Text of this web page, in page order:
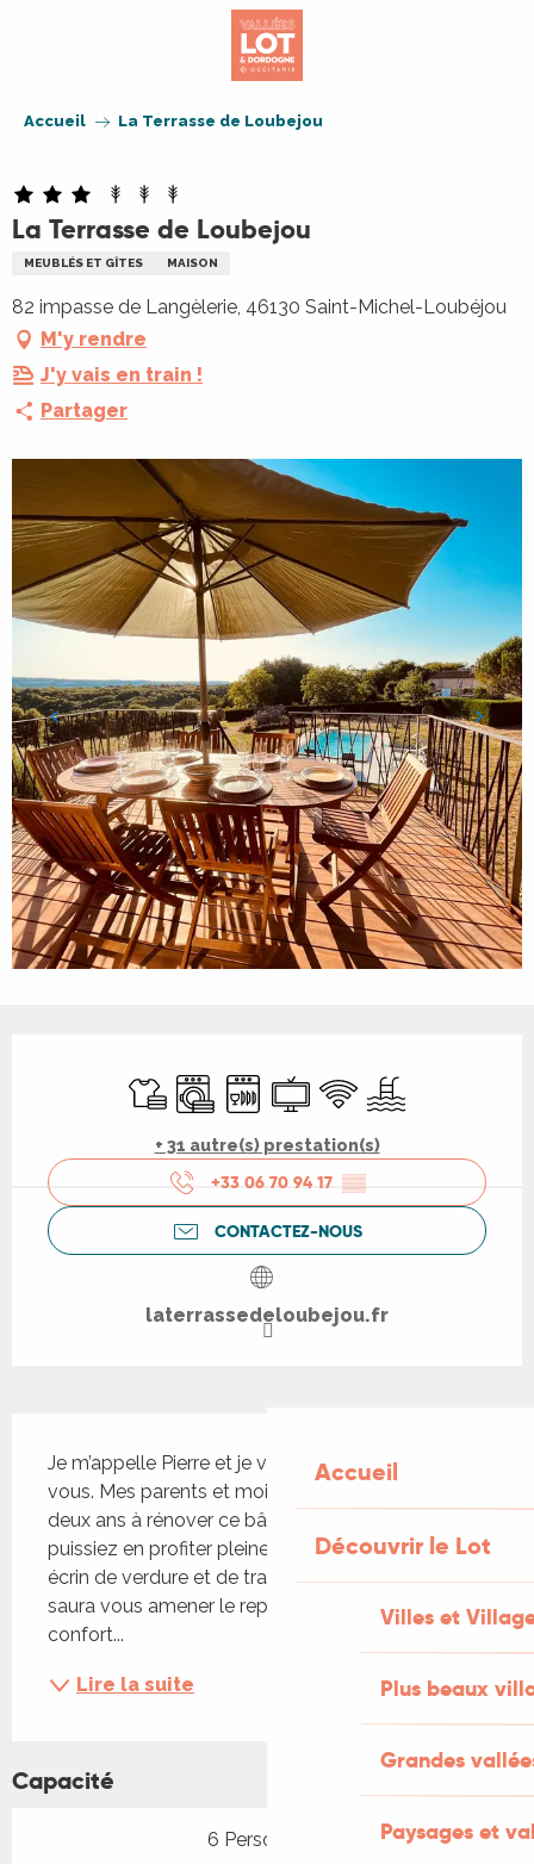
Accueil
Découvrir le Lot
Villes et
Plus beaux
Grandes
Paysages et
Accueil La Terrasse de Loubejou
La Terrasse de Loubejou
MEUBLÉS ET GÎTES MAISON
82 impasse de Langèlerie, 46130 Saint-Michel-Loubéjou
M'y rendre
J'y vais en train !
Partager
Draps et linge
Lave lingeLave vaisselle
Télévision
WiFi Piscine
+ 31 autre(s) prestation(s)
+33 06 70 94 17 ▒▒
CONTACTEZ-NOUS
laterrassedeloubejou.fr
Je m’appelle Pierre et je vous invite à entrer chez
vous. Mes parents et moi avons passé plus de
deux ans à rénover ce bâtiment afin que vous
puissiez en profiter pleinement. Située dans un
écrin de verdure et de tranquillité, cette grange
saura vous amener le repos, la quiétude et tout le
confort...
Lire la suite
Capacité
6 Personne(s)